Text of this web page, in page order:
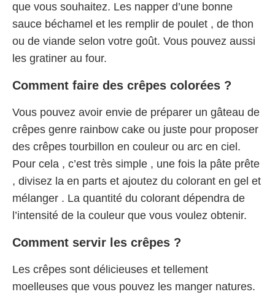
que vous souhaitez. Les napper d’une bonne
sauce béchamel et les remplir de poulet , de thon
ou de viande selon votre goût. Vous pouvez aussi
les gratiner au four.
Comment faire des crêpes colorées ?
Vous pouvez avoir envie de préparer un gâteau de
crêpes genre rainbow cake ou juste pour proposer
des crêpes tourbillon en couleur ou arc en ciel.
Pour cela , c’est très simple , une fois la pâte prête
, divisez la en parts et ajoutez du colorant en gel et
mélanger . La quantité du colorant dépendra de
l’intensité de la couleur que vous voulez obtenir.
Comment servir les crêpes ?
Les crêpes sont délicieuses et tellement
moelleuses que vous pouvez les manger natures.